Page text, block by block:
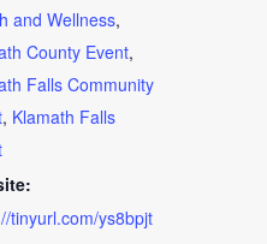
and Wellness,
County Event,
Falls Community
, Klamath Falls
tinyurl.com/ys8bpjt